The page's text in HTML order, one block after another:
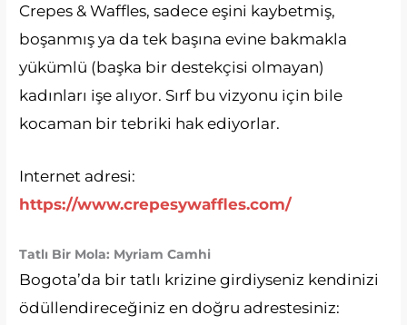
Crepes & Waffles, sadece eşini kaybetmiş,
boşanmış ya da tek başına evine bakmakla
yükümlü (başka bir destekçisi olmayan)
kadınları işe alıyor. Sırf bu vizyonu için bile
kocaman bir tebriki hak ediyorlar.
Internet adresi:
https://www.crepesywaffles.com/
Tatlı Bir Mola: Myriam Camhi
Bogota’da bir tatlı krizine girdiyseniz kendinizi
ödüllendireceğiniz en doğru adrestesiniz: